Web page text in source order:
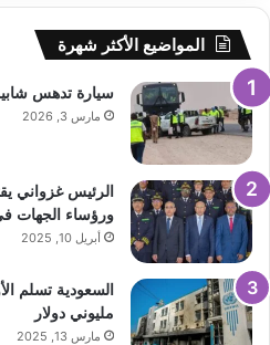
المواضيع الأكثر شهرة
سيارة تدهس
مارس 3, 2026
الرئيس غزواني
ورؤساء الجهات
أبريل 10, 2025
السعودية تسلم
مليوني دولار
مارس 13, 2025